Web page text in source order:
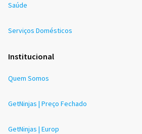
Saúde
Serviços Domésticos
Institucional
Quem Somos
GetNinjas | Preço Fechado
GetNinjas | Europ